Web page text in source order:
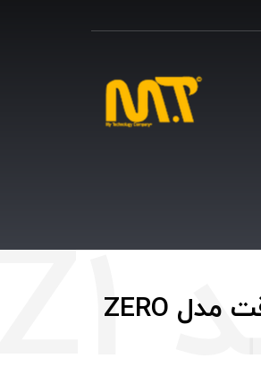
پنل اعلام سرقت مدل ZERO